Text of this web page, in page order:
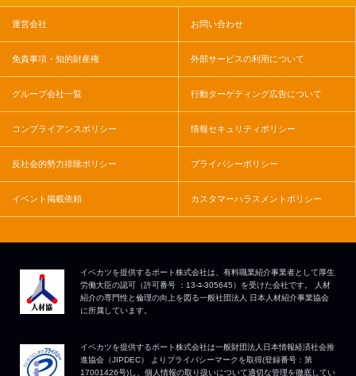
運営会社 お問い合わせ
免責事項・知的財産権 外部サービスの利用について
グループ会社一覧 行動ターゲティング広告について
コンプライアンスポリシー 情報セキュリティポリシー
反社会的勢力排除ポリシー プライバシーポリシー
イベント掲載依頼 カスタマーハラスメントポリシー